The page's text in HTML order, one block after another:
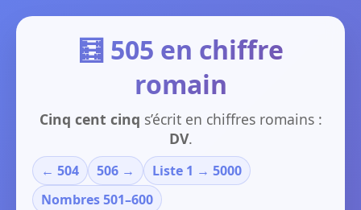
🧮 505 en chiffre
romain
Cinq cent cinq s’écrit en chiffres romains :
DV.
← 504 506 →
Liste 1 → 5000
Nombres 501–600